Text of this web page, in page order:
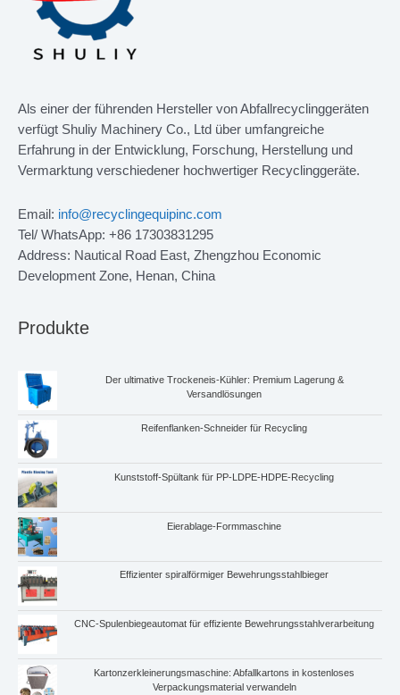
Als einer der führenden Hersteller von Abfallrecyclinggeräten
verfügt Shuliy Machinery Co., Ltd über umfangreiche
Erfahrung in der Entwicklung, Forschung, Herstellung und
Vermarktung verschiedener hochwertiger Recyclinggeräte.
Email: info@recyclingequipinc.com
Tel/ WhatsApp: +86 17303831295
Address: Nautical Road East, Zhengzhou Economic
Development Zone, Henan, China
Produkte
Der ultimative Trockeneis-Kühler: Premium Lagerung &
Versandlösungen
Reifenflanken-Schneider für Recycling
Kunststoff-Spültank für PP-LDPE-HDPE-Recycling
Eierablage-Formmaschine
Effizienter spiralförmiger Bewehrungsstahlbieger
CNC-Spulenbiegeautomat für effiziente Bewehrungsstahlverarbeitung
Kartonzerkleinerungsmaschine: Abfallkartons in kostenloses
Verpackungsmaterial verwandeln
Chat